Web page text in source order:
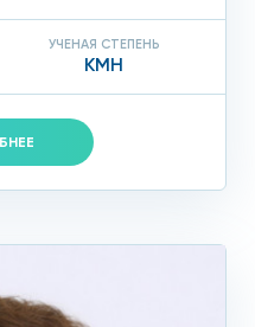
УЧЕНАЯ СТЕПЕНЬ
КМН